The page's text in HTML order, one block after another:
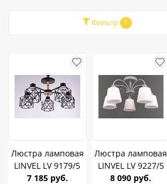
Фильтр 1
Люстра ламповая
LINVEL LV 9179/5
Балтимор чёрный/
7 185 руб.
Люстра ламповая
LINVEL LV 9227/5
Нева серый Е27
8 090 руб.